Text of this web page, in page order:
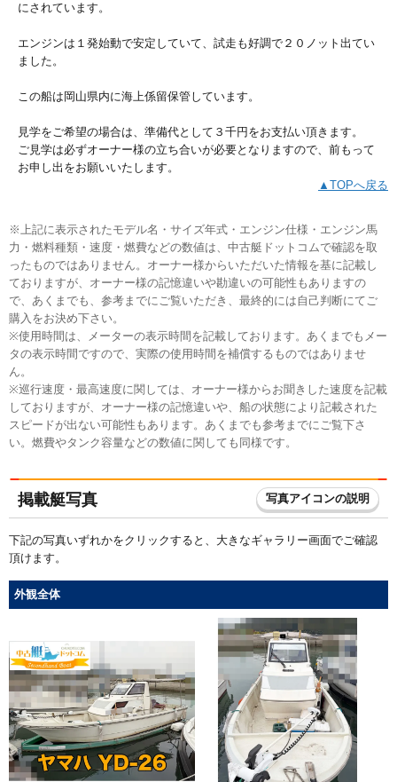
にされています。
エンジンは１発始動で安定していて、試走も好調で２０ノット出てい
ました。
この船は岡山県内に海上係留保管しています。
見学をご希望の場合は、準備代として３千円をお支払い頂きます。
ご見学は必ずオーナー様の立ち合いが必要となりますので、前もって
お申し出をお願いいたします。
▲TOPへ戻る
※上記に表示されたモデル名・サイズ年式・エンジン仕様・エンジン馬
力・燃料種類・速度・燃費などの数値は、中古艇ドットコムで確認を取
ったものではありません。オーナー様からいただいた情報を基に記載し
ておりますが、オーナー様の記憶違いや勘違いの可能性もありますの
で、あくまでも、参考までにご覧いただき、最終的には自己判断にてご
購入をお決め下さい。
※使用時間は、メーターの表示時間を記載しております。あくまでもメー
タの表示時間ですので、実際の使用時間を補償するものではありませ
ん。
※巡行速度・最高速度に関しては、オーナー様からお聞きした速度を記載
しておりますが、オーナー様の記憶違いや、船の状態により記載された
スピードが出ない可能性もあります。あくまでも参考までにご覧下さ
い。燃費やタンク容量などの数値に関しても同様です。
掲載艇写真 写真アイコンの説明
下記の写真いずれかをクリックすると、大きなギャラリー画面でご確認
頂けます。
外観全体